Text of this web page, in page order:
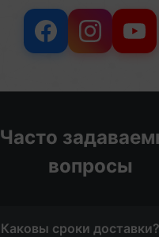
Часто
вопросы
Каковы сроки доставки?